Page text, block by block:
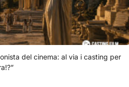
del cinema: al via i casting per